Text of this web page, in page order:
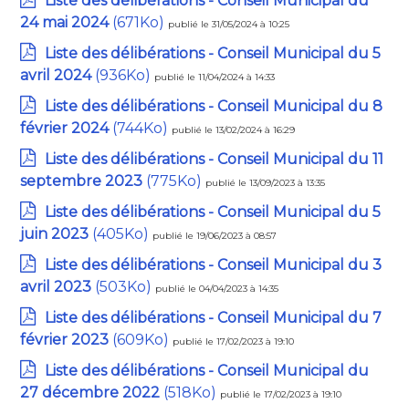
24 mai 2024(671Ko) publié le 31/05/2024 à 10:25
Liste des délibérations - Conseil Municipal du 5
avril 2024(936Ko) publié le 11/04/2024 à 14:33
Liste des délibérations - Conseil Municipal du 8
février 2024(744Ko) publié le 13/02/2024 à 16:29
Liste des délibérations - Conseil Municipal du 11
septembre 2023 (775Ko) publié le 13/09/2023 à 13:35
Liste des délibérations - Conseil Municipal du 5
juin 2023 (405Ko) publié le 19/06/2023 à 08:57
Liste des délibérations - Conseil Municipal du 3
avril 2023 (503Ko) publié le 04/04/2023 à 14:35
Liste des délibérations - Conseil Municipal du 7
février 2023 (609Ko) publié le 17/02/2023 à 19:10
Liste des délibérations - Conseil Municipal du
27 décembre 2022 (518Ko) publié le 17/02/2023 à 19:10